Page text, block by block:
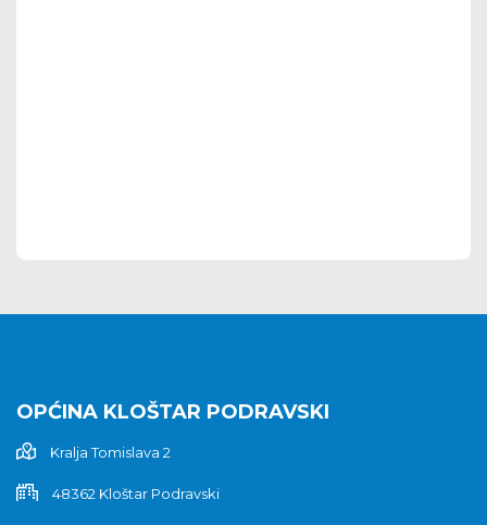
OPĆINA KLOŠTAR PODRAVSKI
Kralja Tomislava 2
48362 Kloštar Podravski